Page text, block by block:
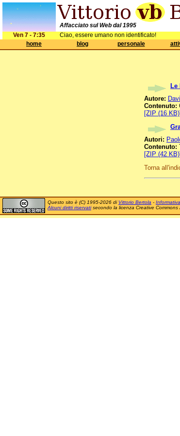
Affacciato sul Web dal 1995
Ven 7 - 7:35
Ciao, essere umano non identificato!
home
blog personale
Le
Autore:
Contenuto:
[ZIP (16 KB)]
Autori:
Contenuto:
[ZIP (42 KB)]
Torna
Questo sito è (C) 1995-2026 di Vittorio Bertola -
Alcuni diritti riservatisecondo la licenza Creative Commons